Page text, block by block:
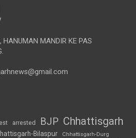
HANUMAN MANDIR KE PAS
arrested BJP Chhattisgarh
Bilaspur Chhattisgarh-Durg